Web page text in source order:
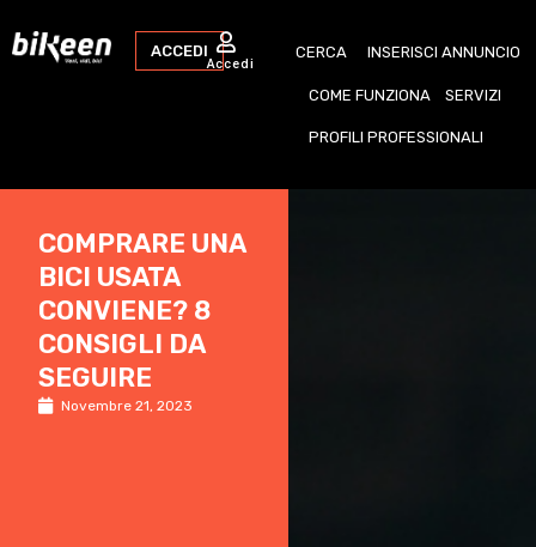
ACCEDI
Accedi
CERCA INSERISCI ANNUNCIO
COME FUNZIONA SERVIZI
PROFILI PROFESSIONALI
COMPRARE UNA
BICI USATA
CONVIENE? 8
CONSIGLI DA
SEGUIRE
Novembre 21, 2023